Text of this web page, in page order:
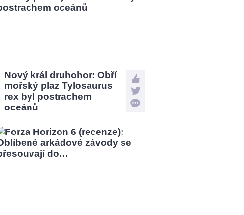
Nový král druhohor: Obří
mořský plaz Tylosaurus
rex byl postrachem
oceánů